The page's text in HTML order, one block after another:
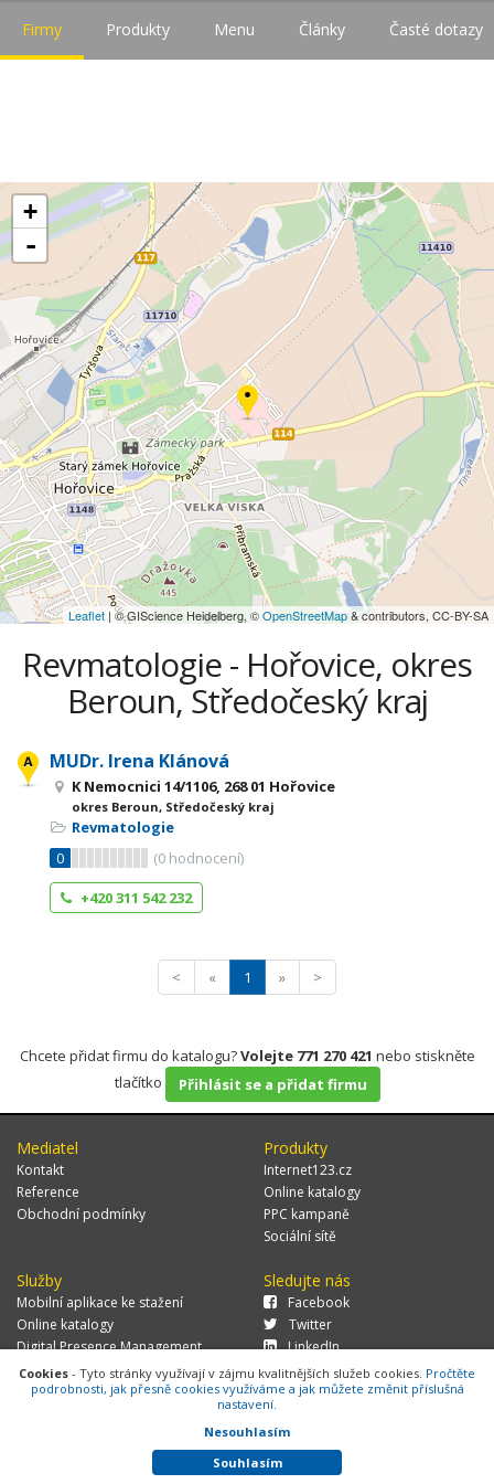
Firmy Produkty Menu Články Časté dotazy
+
-
Leaflet | © GIScience Heidelberg, ©OpenStreetMap& contributors, CC-BY-SA
Revmatologie - Hořovice, okres
Beroun, Středočeský kraj
MUDr. Irena Klánová
K Nemocnici 14/1106, 268 01 Hořovice
okres Beroun, Středočeský kraj
Revmatologie
0
(0 hodnocení)
+420 311 542 232
< « 1 » >
Chcete přidat firmu do katalogu?Volejte 771 270 421 nebo stiskněte
tlačítko
Přihlásit se a přidat firmu
Mediatel
Kontakt
Reference
Obchodní podmínky
Produkty
Internet123.cz
Online katalogy
PPC kampaně
Sociální sítě
Služby
Mobilní aplikace ke stažení
Online katalogy
Digital Presence Management
Více zákazníků
Sledujte nás
Facebook
Twitter
LinkedIn
© 2026 MEDIATEL CZ, s.r.o.,Za Potokem 46/4, 106 00 Praha 10, tel.:
+420 771 270 421, verze 1.29.0.143,
Cookies
Cookies - Tyto stránky využívají v zájmu kvalitnějších služeb cookies. Pročtěte
podrobnosti, jak přesně cookies využíváme a jak můžete změnit příslušná
nastavení.
Nesouhlasím
Souhlasím